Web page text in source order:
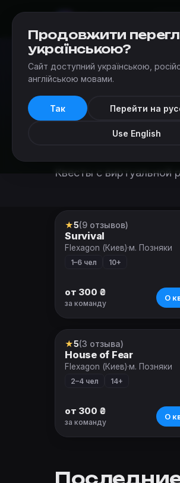
Квесты›Категории квестов в
Квесты с виртуальной
VR-квест
★5(9 отзывов)
Survival
Flexagon (Киев)·м. Позняки
1–6 чел 10+
от 300 ₴
за команду
О
VR-квест
★5(3 отзыва)
House of Fear
Flexagon (Киев)·м. Позняки
2–4 чел 14+
от 300 ₴
за команду
О
Продовжити
українською?
Сайт доступний українською,
англійською мовами.
Так Перейти на
Use English